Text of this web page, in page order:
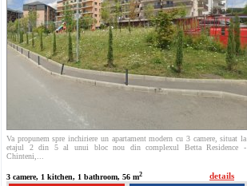
Va propunem spre inchiriere un apartament modern cu 3 camere, situat la
etajul 2 din 5 al unui bloc nou din complexul Betta Residence -
Chinteni,...
3 camere, 1 kitchen, 1 bathroom, 56 m2 details